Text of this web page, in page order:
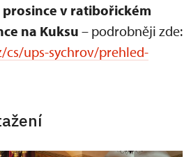
prosince v ratibořickém
na Kuksu – podrobněji zde:
ups-sychrov/prehled-